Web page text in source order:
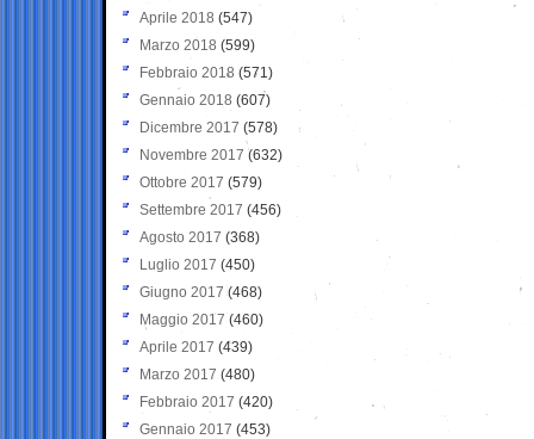
Aprile 2018 (547)
Marzo 2018 (599)
Febbraio 2018 (571)
Gennaio 2018 (607)
Dicembre 2017 (578)
Novembre 2017 (632)
Ottobre 2017 (579)
Settembre 2017 (456)
Agosto 2017 (368)
Luglio 2017 (450)
Giugno 2017 (468)
Maggio 2017 (460)
Aprile 2017 (439)
Marzo 2017 (480)
Febbraio 2017 (420)
Gennaio 2017 (453)